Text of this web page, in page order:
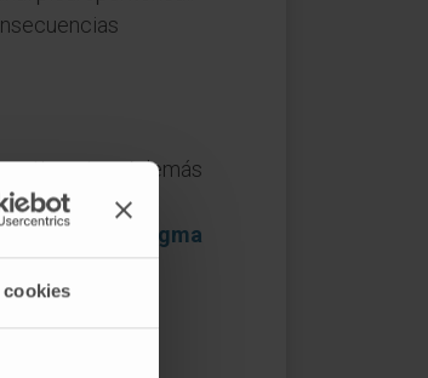
cookies
Además
El
el
diafragma